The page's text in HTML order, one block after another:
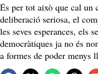
És per tot això que cal un
deliberació seriosa, el
les seves esperances, els
democràtiques ja no és
a formes de poder menys